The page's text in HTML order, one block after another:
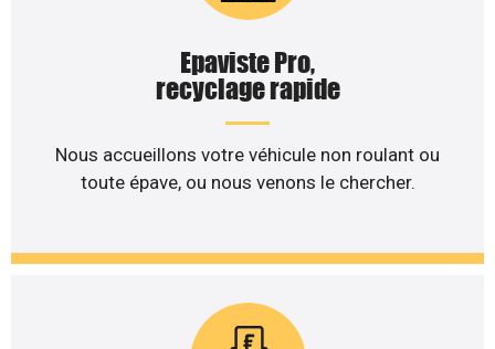
Epaviste Pro,
recyclage rapide
Nous accueillons votre véhicule non roulant ou
toute épave, ou nous venons le chercher.